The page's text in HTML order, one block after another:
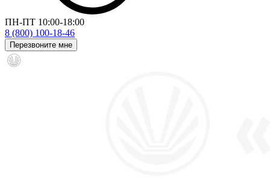
ПН-ПТ 10:00-18:00
8 (800) 100-18-46
Перезвоните мне